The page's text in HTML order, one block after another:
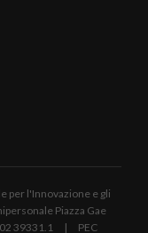
per l'Innovazione e gli
Piazza Gae
39331.1 | PEC